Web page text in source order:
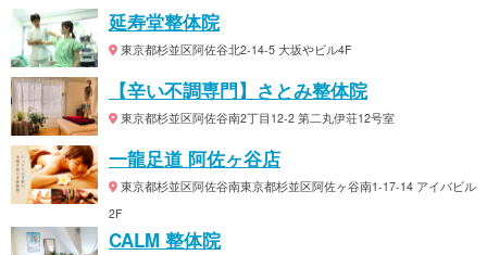
延寿堂整体院
東京都杉並区阿佐谷北2-14-5 大坂やビル4F
【辛い不調専門】さとみ整体院
東京都杉並区阿佐谷南2丁目12-2 第二丸伊荘12号室
一龍足道 阿佐ヶ谷店
東京都杉並区阿佐谷南東京都杉並区阿佐ヶ谷南1-17-14 アイバビル
2F
CALM 整体院